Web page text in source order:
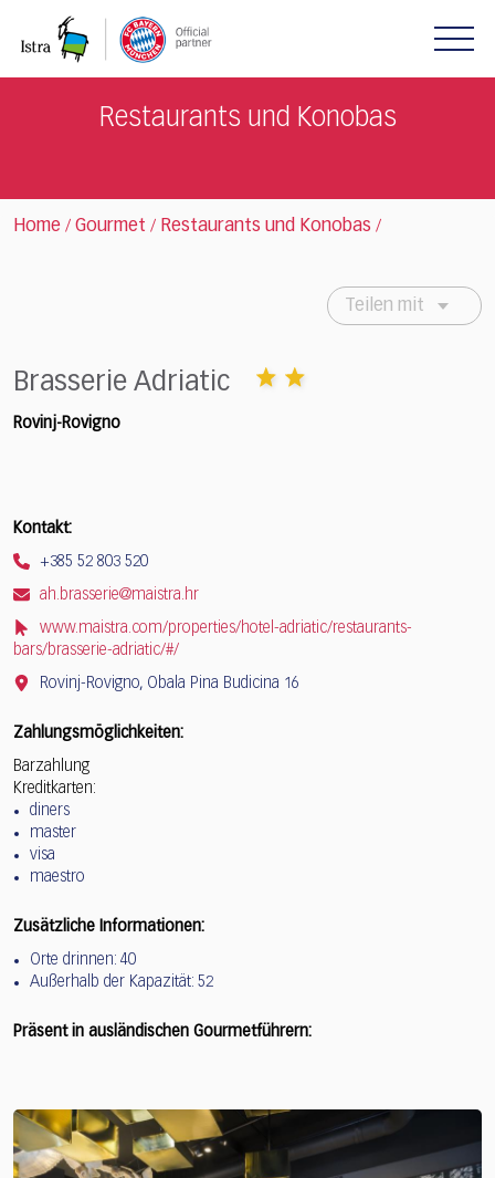
note:
Restaurants und Konobas
Home / Gourmet / Restaurants und Konobas /
Teilen mit
Brasserie Adriatic
Rovinj-Rovigno
Kontakt:
+385 52 803 520
ah.brasserie@maistra.hr
www.maistra.com/properties/hotel-adriatic/restaurants-
bars/brasserie-adriatic/#/
Rovinj-Rovigno, Obala Pina Budicina 16
Zahlungsmöglichkeiten:
Barzahlung
Kreditkarten:
diners
master
visa
maestro
Zusätzliche Informationen:
Orte drinnen: 40
Außerhalb der Kapazität: 52
Präsent in ausländischen Gourmetführern: